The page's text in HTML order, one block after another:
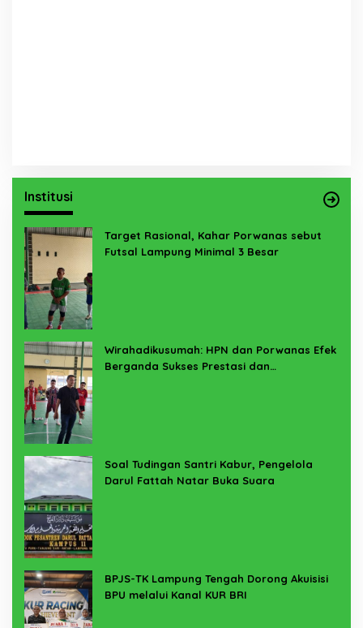
Institusi
Target Rasional, Kahar Porwanas sebut
Futsal Lampung Minimal 3 Besar
Wirahadikusumah: HPN dan Porwanas Efek
Berganda Sukses Prestasi dan
Soal Tudingan Santri Kabur, Pengelola
Darul Fattah Natar Buka Suara
BPJS-TK Lampung Tengah Dorong Akuisisi
BPU melalui Kanal KUR BRI